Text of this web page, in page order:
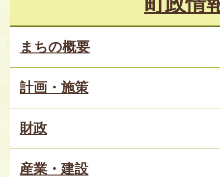
まちの概要
計画・施策
財政
産業・建設